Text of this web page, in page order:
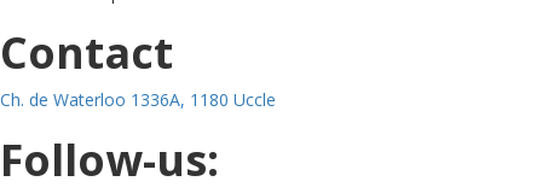
Contact
Ch. de Waterloo 1336A, 1180 Uccle
Follow-us: